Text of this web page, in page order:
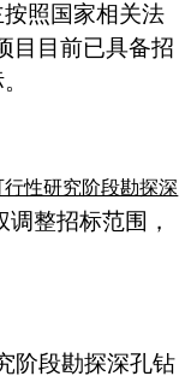
照国家相关法
目目前已具备招
性研究阶段勘探深
调整招标范围，
阶段勘探深孔钻